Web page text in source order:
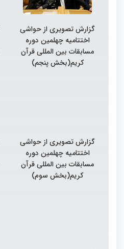
گزارش تصویری از حواشی
اختتامیه چهلمین دوره
مسابقات بین المللی قرآن
کریم(بخش پنجم)
گزارش تصویری از حواشی
اختتامیه چهلمین دوره
مسابقات بین المللی قرآن
کریم(بخش سوم)